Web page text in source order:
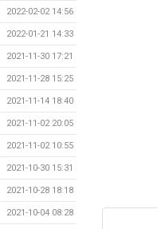
2022-02-02 14:56
2022-01-21 14:33
2021-11-30 17:21
2021-11-28 15:25
2021-11-14 18:40
2021-11-02 20:05
2021-11-02 10:55
2021-10-30 15:31
2021-10-28 18:18
2021-10-04 08:28